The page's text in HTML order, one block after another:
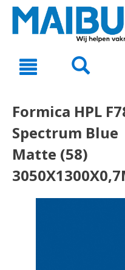
text.skipToNavigation
Formica HPL
Spectrum Blue
Matte (58)